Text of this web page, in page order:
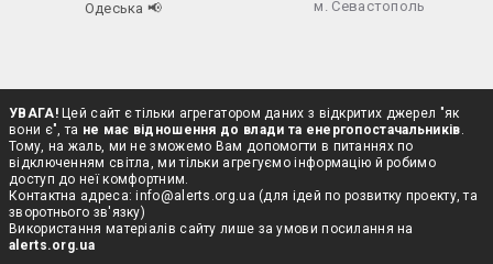
Одеська📢
м. Севастополь
УВАГА!Цей сайт є тільки агрегатором даних з відкритих джерел "як
вони є", та не має відношення до влади та енергопостачальників.
Тому, на жаль, ми не зможемо Вам допомогти в питаннях по
відключенням світла, ми тільки агрегуємо інформацію й робимо
доступ до неї комфортним.
Контактна адреса:info@alerts.org.ua (для ідей по розвитку проекту, та
зворотнього зв'язку)
Використання матеріалів сайту лише за умови посилання на
alerts.org.ua